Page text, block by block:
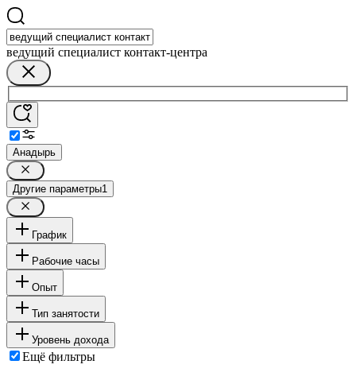
ведущий специалист контакт-центра
Анадырь
Другие параметры1
График
Рабочие часы
Опыт
Тип занятости
Уровень дохода
Ещё фильтры